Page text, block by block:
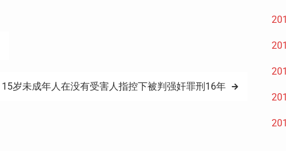
15岁未成年人在没有受害人指控下被判强奸罪刑16年